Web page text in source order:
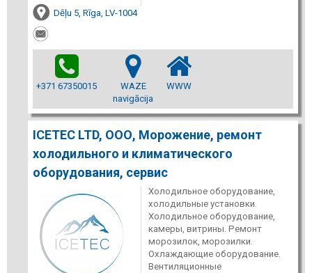
Dēļu 5, Rīga, LV-1004
+371 67350015
WAZE
navigācija
WWW
ICETEC LTD, ООО, Морожение, ремонт
холодильного и климатического
оборудования, сервис
Холодильное оборудование,
холодильные установки.
Холодильное оборудование,
камеры, витрины. Ремонт
морозилок, морозилки.
Охлаждающие оборудование.
Вентиляционные